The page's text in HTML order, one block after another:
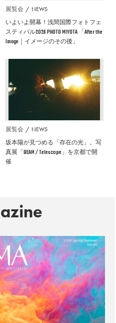
展覧会 NEWS
いよいよ開幕！浅間国際フォトフェ
スティバル2026 PHOTO MIYOTA 「After the
Image｜イメージのその後」
展覧会 NEWS
坂本陽が見つめる「存在の光」。写
真展「BEAM / Telescope」を京都で開
催